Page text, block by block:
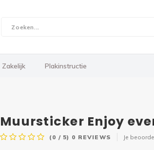
Zakelijk Plakinstructie
Muursticker Enjoy
(0 / 5) 0 REVIEWS Je